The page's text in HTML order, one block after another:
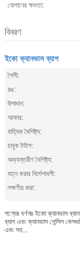
যোগানের ক্ষমতা:
বিবরণ
ইকো ক্যানভাস ব্যাগ
শৈলী:
রঙ:
উপাদান:
আকার:
বাহ্যিক বৈশিষ্ট্য:
চাবুক টাইপ:
অভ্যন্তরীণ বৈশিষ্ট্য:
যত্ন করার নির্দেশাবলী:
লক্ষণীয় করা:
পণ্যের বর্ণনাঃ ইকো ক্যানভাস
ব্যাগ এবং ক্যানভাস পেন্সিল
এবং সহ...